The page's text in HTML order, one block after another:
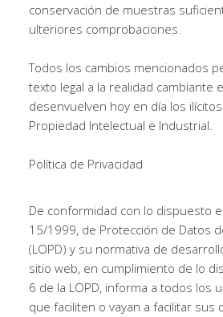
conservación de muestras
ulteriores comprobaciones.
Todos los cambios mencionados
texto legal a la realidad cambiante
desenvuelven hoy en día los
Propiedad Intelectual e Industrial.
Política de Privacidad
De conformidad con lo dispuesto
15/1999, de Protección de Datos
(LOPD) y su normativa de
sitio web, en cumplimiento de lo
6 de la LOPD, informa a todos los
que faciliten o vayan a facilitar sus